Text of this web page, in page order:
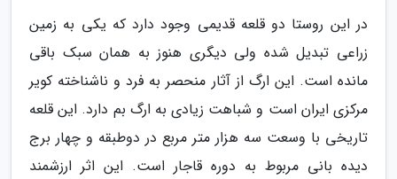
در این روستا دو قلعه قدیمی وجود دارد که یکی به زمین
زراعی تبدیل شده ولی دیگری هنوز به همان سبک باقی
مانده است. این ارگ از آثار منحصر به فرد و ناشناخته کویر
مرکزی ایران است و شباهت زیادی به ارگ بم دارد. این قلعه
تاریخی با وسعت سه هزار متر مربع در دوطبقه و چهار برج
دیده بانی مربوط به دوره قاجار است. این اثر ارزشمند